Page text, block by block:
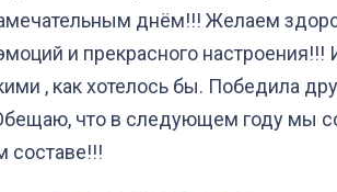
днём!!! Желаем
и прекрасного настроения!!!
, как хотелось бы. Победила
что в следующем году мы
составе!!!